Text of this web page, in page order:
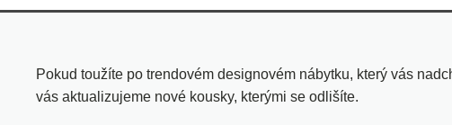
Pokud toužíte po trendovém designovém nábytku, který vás
vás aktualizujeme nové kousky, kterými se odlišíte.